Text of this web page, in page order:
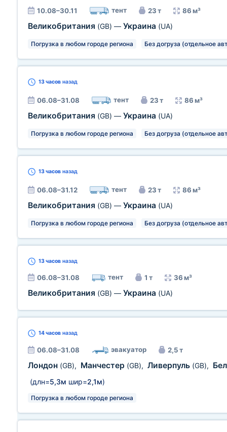
10.08–30.11 тент 23 т 86 м³
Великобритания (GB) — Украина (UA)
Погрузка в любом городе региона Без догруза (отдельное
13 часов назад
06.08–31.08 тент 23 т 86 м³
Великобритания (GB) — Украина (UA)
Погрузка в любом городе региона Без догруза (отдельное
13 часов назад
06.08–31.12 тент 23 т 86 м³
Великобритания (GB) — Украина (UA)
Погрузка в любом городе региона Без догруза (отдельное
13 часов назад
06.08–31.08 тент 1 т 36 м³
Великобритания (GB) — Украина (UA)
14 часов назад
06.08–31.08 эвакуатор 2,5 т
Лондон (GB), Манчестер (GB), Ливерпуль (GB),
(длн=5,3м шир=2,1м)
Погрузка в любом городе региона